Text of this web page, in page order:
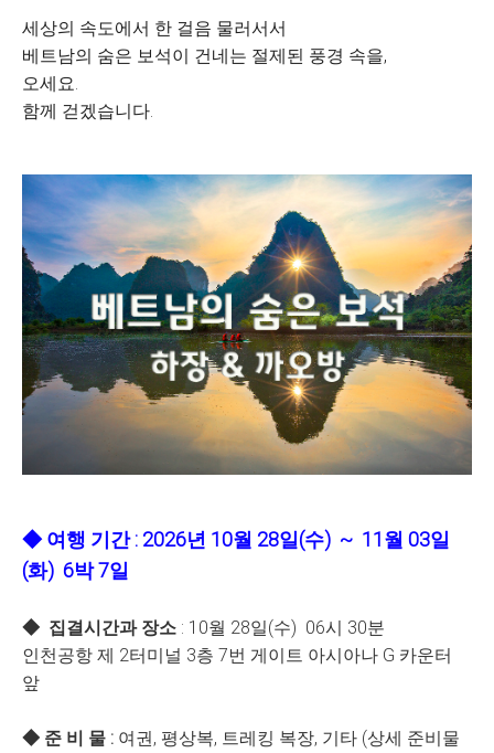
세상의 속도에서 한 걸음 물러서서
베트남의 숨은 보석이 건네는 절제된 풍경 속을,
오세요.
함께 걷겠습니다.
◆ 여행 기간 : 2026년 10월 28일(수) ~ 11월 03일
(화) 6박 7일
◆ 집결시간과 장소 : 10월 28일(수) 06시 30분
인천공항 제 2터미널 3층 7번 게이트 아시아나 G 카운터
앞
◆ 준 비 물 : 여권, 평상복, 트레킹 복장, 기타 (상세 준비물